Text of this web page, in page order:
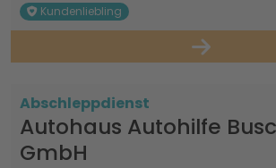
Kundenliebling
Abschleppdienst
Autohaus Autohilfe
GmbH